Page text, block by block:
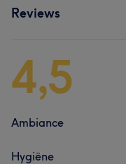
Reviews
4,5
Ambiance
Hygiëne